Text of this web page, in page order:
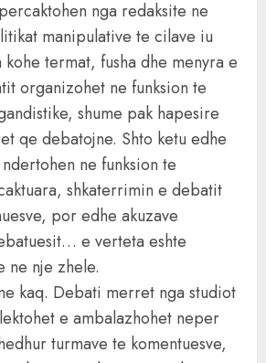
nga redaksite ne
manipulative te cilave iu
kohe termat, fusha dhe menyra e
organizohet ne funksion te
shume pak hapesire
qe debatojne. Shto ketu edhe
ne funksion te
shkaterrimin e debatit
por edhe akuzave
e verteta eshte
ne nje zhele.
kaq. Debati merret nga studiot
e ambalazhohet neper
turmave te komentuesve,